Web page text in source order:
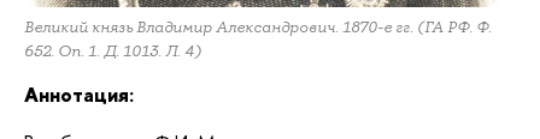
Великий князь Владимир Александрович. 1870-е гг. (ГА РФ. Ф.
652. Оп. 1. Д. 1013. Л. 4)
Аннотация: